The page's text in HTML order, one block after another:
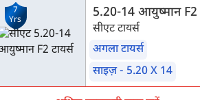
7
Yrs
5.20-14 आयुष्मान F2
सीएट टायर्स
अगला टायर्स
साइज़ - 5.20 X 14